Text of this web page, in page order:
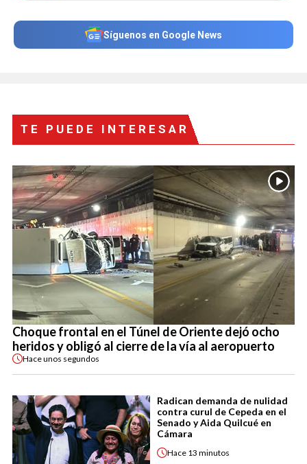
Síguenos en Google News
TE PUEDE INTERESAR
Choque frontal en el Túnel de Oriente dejó ocho
heridos y obligó al cierre de la vía al aeropuerto
Haceunos segundos
Radican demanda de nulidad
contra curul de Cepeda en el
Senado y Aida Quilcué en
Cámara
Hace 13 minutos